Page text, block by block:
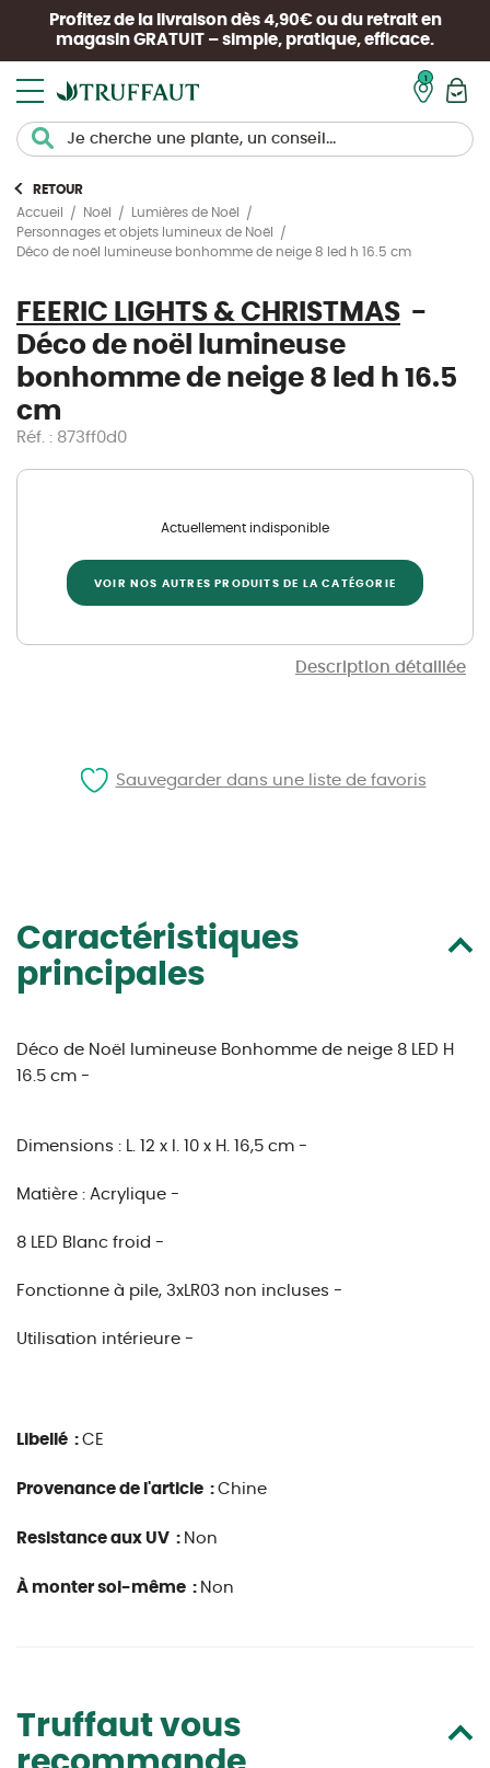
Profitez de la livraison dès 4,90€ ou du retrait en
magasin GRATUIT – simple, pratique, efficace.
RETOUR
Accueil
Noël
Lumières de Noël
Personnages et objets lumineux de Noël
Déco de noël lumineuse bonhomme de neige 8 led h 16.5 cm
FEERIC LIGHTS & CHRISTMAS
Déco de noël lumineuse
bonhomme de neige 8 led h 16.5
cm
Réf. : 873ff0d0
Description détaillée
Actuellement indisponible
VOIR NOS AUTRES PRODUITS DE LA CATÉGORIE
Caractéristiques
principales
Déco de Noël lumineuse Bonhomme de neige 8 LED H
16.5 cm -
Dimensions : L. 12 x l. 10 x H. 16,5 cm -
Matière : Acrylique -
8 LED Blanc froid -
Fonctionne à pile, 3xLR03 non incluses -
Utilisation intérieure -
Libellé : CE
Provenance de l'article : Chine
Resistance aux UV : Non
À monter soi-même : Non
Truffaut vous
Sauvegarder dans une liste de favoris